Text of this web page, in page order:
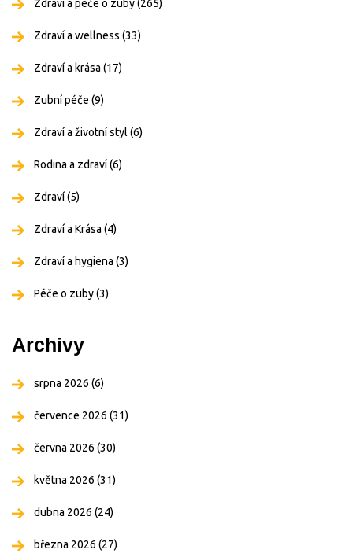
Zdraví a péče o zuby(265)
Zdraví a wellness (33)
Zdraví a krása (17)
Zubní péče (9)
Zdraví a životní styl (6)
Rodina a zdraví(6)
Zdraví(5)
Zdraví a Krása (4)
Zdraví a hygiena (3)
Péče o zuby(3)
Archivy
srpna 2026 (6)
července 2026 (31)
června 2026 (30)
května 2026 (31)
dubna 2026 (24)
března 2026 (27)